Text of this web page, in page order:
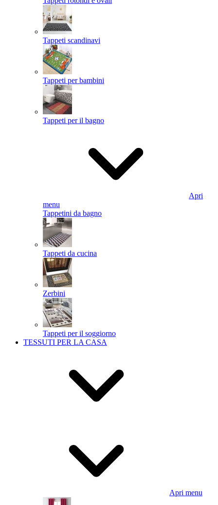
Tappeti scandinavi
Tappeti per bambini
Tappeti per il bagno
Apri
menu
Tappetini da bagno
Tappeti da cucina
Zerbini
Tappeti per il soggiorno
TESSUTI PER LA CASA
Apri menu